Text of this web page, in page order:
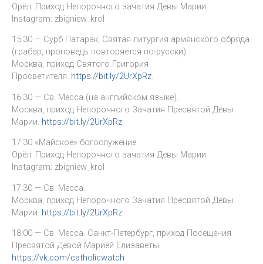
Орёл. Приход Непорочного зачатия Девы Марии
Instagram: zbigniew_krol
15:30 — Сурб Патарак, Святая литургия армянского обряда
(грабар, проповедь повторяется по-русски).
Москва, приход Святого Григория
Просветителя. https://bit.ly/2UrXpRz.
16:30 — Св. Месса (на английском языке).
Москва, приход Непорочного Зачатия Пресвятой Девы
Марии. https://bit.ly/2UrXpRz.
17.30 «Майское» богослужение
Орёл. Приход Непорочного зачатия Девы Марии
Instagram: zbigniew_krol
17:30 — Св. Месса.
Москва, приход Непорочного Зачатия Пресвятой Девы
Марии. https://bit.ly/2UrXpRz.
18:00 — Св. Месса. Санкт-Петербург, приход Посещения
Пресвятой Девой Марией Елизаветы.
https://vk.com/catholicwatch